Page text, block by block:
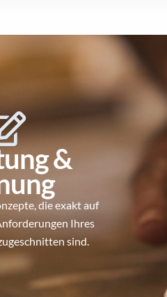
&
die exakt auf
Ihres
sind.